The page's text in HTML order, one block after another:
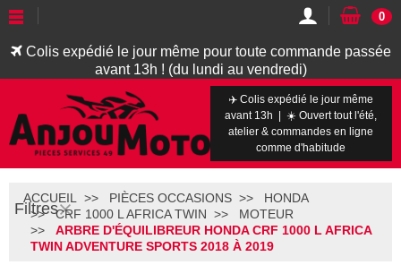
Colis expédié le jour même pour toute commande passée
avant 13h ! (du lundi au vendredi)
0
✈️ Colis expédié le jour même
avant 13h | ☀️ Ouvert tout l'été,
atelier & commandes en ligne
comme d'habitude
Filtres
ACCUEIL PIÈCES OCCASIONS
HONDA
CRF 1000 L AFRICA TWIN
MOTEUR
ARBRE D'ÉQUILIBREUR HONDA CRF 1000 L AFRICA
TWIN ADVENTURE SPORTS 2018 À 2019